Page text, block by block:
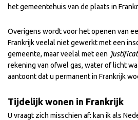
het gemeentehuis van de plaats in
Overigens wordt voor het openen van
Frankrijk veelal niet gewerkt met een
gemeente, maar veelal met een
rekening van ofwel gas, water of licht
aantoont dat u permanent in Frankrijk
Tijdelijk wonen in Frankrijk
U vraagt zich misschien af: kan ik als